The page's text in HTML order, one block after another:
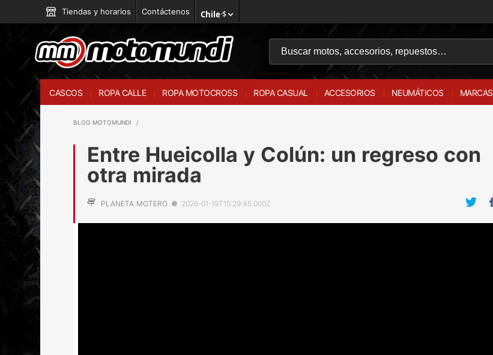
Tiendas y horarios Contáctenos Chile·$
CASCOS ROPA CALLE ROPA MOTOCROSS ROPA CASUAL ACCESORIOS NEUMÁTICOS MARCAS
BLOG MOTOMUNDI
Entre Hueicolla y Colún: un regreso con
otra mirada
PLANETA MOTERO ● 2026-01-19T15:29:45.000Z